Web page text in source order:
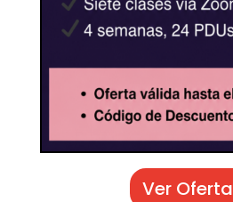
Ver Oferta